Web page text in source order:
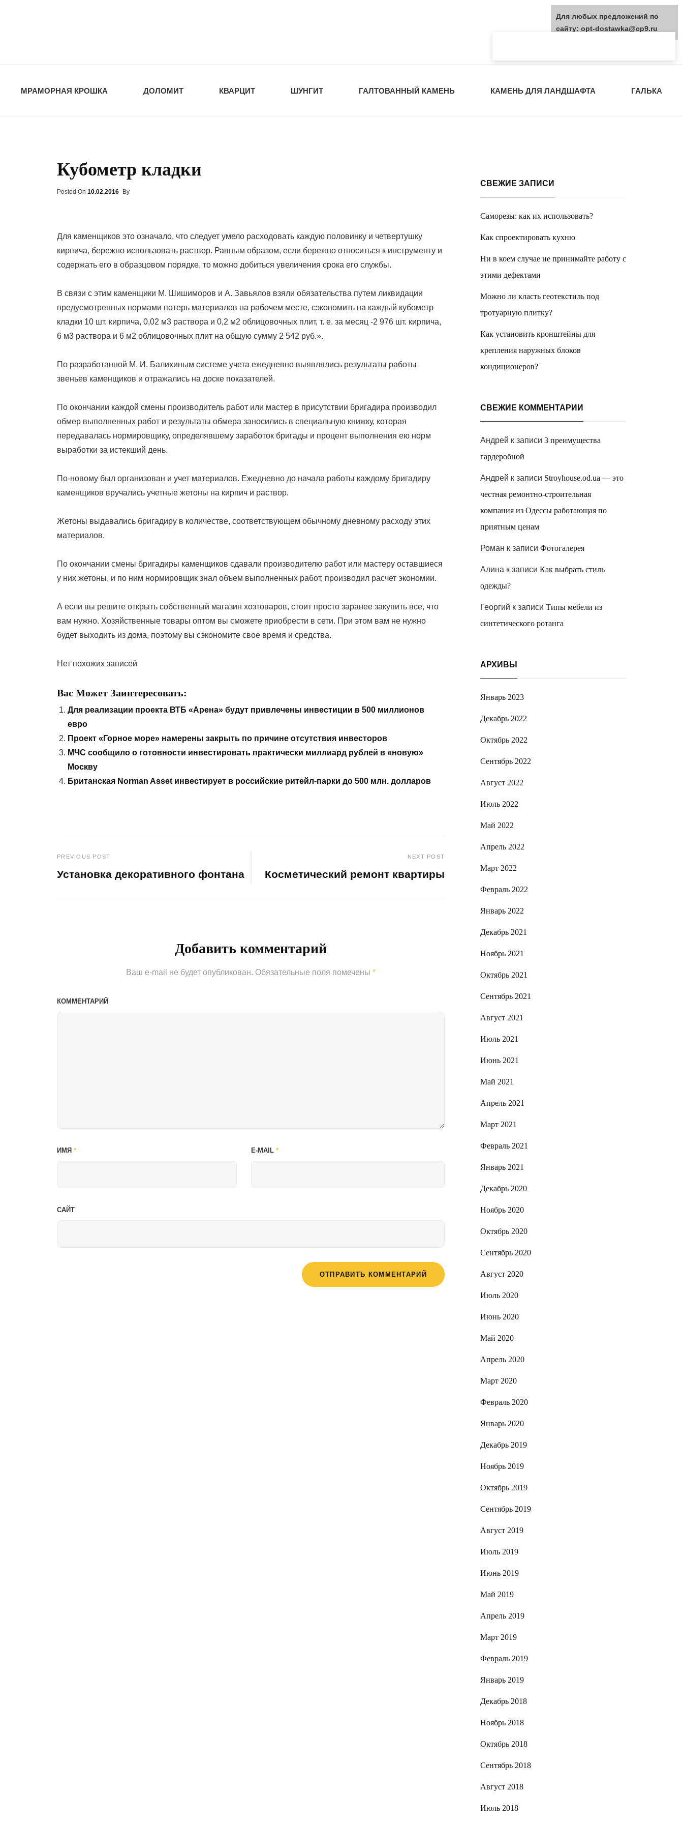
МРАМОРНАЯ КРОШКА ДОЛОМИТ КВАРЦИТ ШУНГИТ ГАЛТОВАННЫЙ КАМЕНЬ КАМЕНЬ ДЛЯ ЛАНДШАФТА ГАЛЬКА
Кубометр кладки
Posted On Posted
10.02.2016 By
Для каменщиков это означало, что следует умело расходовать каждую половинку и четвертушку
кирпича, бережно использовать раствор. Равным образом, если бережно относиться к инструменту и
содержать его в образцовом порядке, то можно добиться увеличения срока его службы.
В связи с этим каменщики М. Шишиморов и А. Завьялов взяли обязательства путем ликвидации
предусмотренных нормами потерь материалов на рабочем месте, сэкономить на каждый кубометр
кладки 10 шт. кирпича, 0,02 м3 раствора и 0,2 м2 облицовочных плит, т. е. за месяц -2 976 шт. кирпича,
6 м3 раствора и 6 м2 облицовочных плит на общую сумму 2 542 руб.».
По разработанной М. И. Балихиным системе учета ежедневно выявлялись результаты работы
звеньев каменщиков и отражались на доске показателей.
По окончании каждой смены производитель работ или мастер в присутствии бригадира производил
обмер выполненных работ и результаты обмера заносились в специальную книжку, которая
передавалась нормировщику, определявшему заработок бригады и процент выполнения ею норм
выработки за истекший день.
По-новому был организован и учет материалов. Ежедневно до начала работы каждому бригадиру
каменщиков вручались учетные жетоны на кирпич и раствор.
Жетоны выдавались бригадиру в количестве, соответствующем обычному дневному расходу этих
материалов.
По окончании смены бригадиры каменщиков сдавали производителю работ или мастеру оставшиеся
у них жетоны, и по ним нормировщик знал объем выполненных работ, производил расчет экономии.
А если вы решите открыть собственный магазин хозтоваров, стоит просто заранее закупить все, что
вам нужно. Хозяйственные товары оптом вы сможете приобрести в сети. При этом вам не нужно
будет выходить из дома, поэтому вы сэкономите свое время и средства.
Нет похожих записей
Вас Может Заинтересовать:
Для реализации проекта ВТБ «Арена» будут привлечены инвестиции в 500 миллионов
евро
Проект «Горное море» намерены закрыть по причине отсутствия инвесторов
МЧС сообщило о готовности инвестировать практически миллиард рублей в «новую»
Москву
Британская Norman Asset инвестирует в российские ритейл-парки до 500 млн. долларов
Навигация
PREVIOUS POST
Установка декоративного фонтана
NEXT POST
Косметический ремонт квартиры
Добавить комментарий
Ваш e-mail не будет опубликован. Обязательные поля помечены *
КОММЕНТАРИЙ
ИМЯ * E-MAIL *
САЙТ
СВЕЖИЕ ЗАПИСИ
Саморезы: как их использовать?
Как спроектировать кухню
Ни в коем случае не принимайте работу с
этими дефектами
Можно ли класть геотекстиль под
тротуарную плитку?
Как установить кронштейны для
крепления наружных блоков
кондиционеров?
СВЕЖИЕ КОММЕНТАРИИ
Андрей к записи 3 преимущества
гардеробной
Андрей к записи Stroyhouse.od.ua — это
честная ремонтно-строительная
компания из Одессы работающая по
приятным ценам
Роман к записи Фотогалерея
Алина к записи Как выбрать стиль
одежды?
Георгий к записи Типы мебели из
синтетического ротанга
АРХИВЫ
Январь 2023
Декабрь 2022
Октябрь 2022
Сентябрь 2022
Август 2022
Июль 2022
Май 2022
Апрель 2022
Март 2022
Февраль 2022
Январь 2022
Декабрь 2021
Ноябрь 2021
Октябрь 2021
Сентябрь 2021
Август 2021
Июль 2021
Июнь 2021
Май 2021
Апрель 2021
Март 2021
Февраль 2021
Январь 2021
Декабрь 2020
Ноябрь 2020
Октябрь 2020
Сентябрь 2020
Август 2020
Июль 2020
Июнь 2020
Май 2020
Апрель 2020
Март 2020
Февраль 2020
Январь 2020
Декабрь 2019
Ноябрь 2019
Октябрь 2019
Сентябрь 2019
Август 2019
Июль 2019
Июнь 2019
Май 2019
Апрель 2019
Март 2019
Февраль 2019
Январь 2019
Декабрь 2018
Ноябрь 2018
Октябрь 2018
Сентябрь 2018
Август 2018
Июль 2018
Для любых предложений по
сайту: opt-dostawka@cp9.ru